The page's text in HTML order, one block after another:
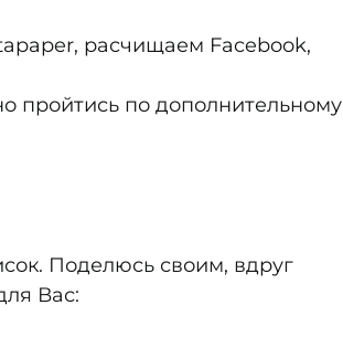
расчищаем Facebook,
пройтись по дополнительному
Поделюсь своим, вдруг
Вас: